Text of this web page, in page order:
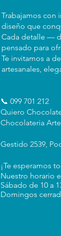
Trabajamos con
diseño que
Cada detalle —
pensado para
Te invitamos a
artesanales,
📞 099 701 212
Quiero
Chocolateria
Gestido 2539,
¡Te esperamos
Nuestro horario
Sábado de 10 a
Domingos